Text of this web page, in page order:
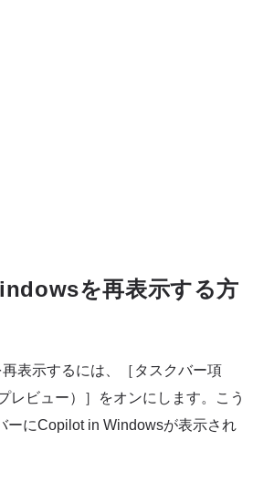
を再表示する方
表示するには、［タスクバー項
レビュー）］をオンにします。こう
ーにCopilot in Windowsが表示され